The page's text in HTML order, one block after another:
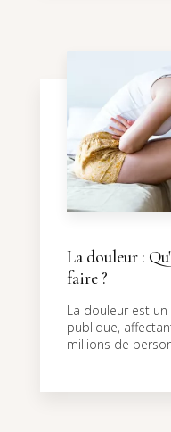
La douleur :
faire ?
La douleur est
publique,
millions de